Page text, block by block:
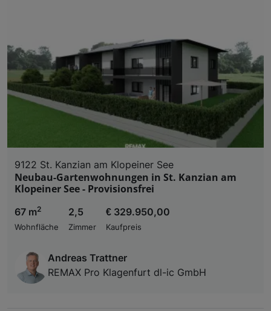
9122 St. Kanzian am Klopeiner See
Neubau-Gartenwohnungen in St. Kanzian am
Klopeiner See - Provisionsfrei
67 m2
Wohnfläche
2,5
Zimmer
€ 329.950,00
Kaufpreis
Andreas Trattner
REMAX Pro Klagenfurt dl-ic GmbH